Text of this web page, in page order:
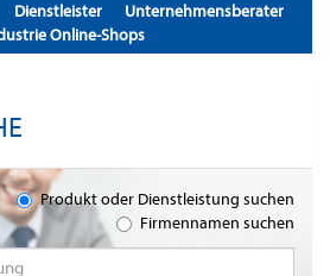
Dienstleister
Unternehmensberater
Online-Shops
Produkt oder Dienstleistung suchen
Firmennamen suchen